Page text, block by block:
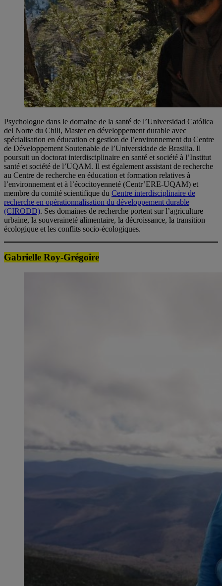
Psychologue dans le domaine de la santé de l’Universidad Católica
del Norte du Chili, Master en développement durable avec
spécialisation en éducation et gestion de l’environnement du Centre
de Développement Soutenable de l’Universidade de Brasilia. Il
poursuit un doctorat interdisciplinaire en santé et société à l’Institut
santé et société de l’UQAM. Il est également assistant de recherche
au Centre de recherche en éducation et formation relatives à
l’environnement et à l’écocitoyenneté (Centr’ERE-UQAM) et
membre du comité scientifique du Centre interdisciplinaire de
recherche en opérationnalisation du développement durable
(CIRODD). Ses domaines de recherche portent sur l’agriculture
urbaine, la souveraineté alimentaire, la décroissance, la transition
écologique et les conflits socio-écologiques.
Gabrielle Roy-Grégoire